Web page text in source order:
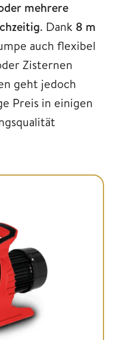
mehrere
. Dank 8 m
auch flexibel
Zisternen
geht jedoch
Preis in einigen